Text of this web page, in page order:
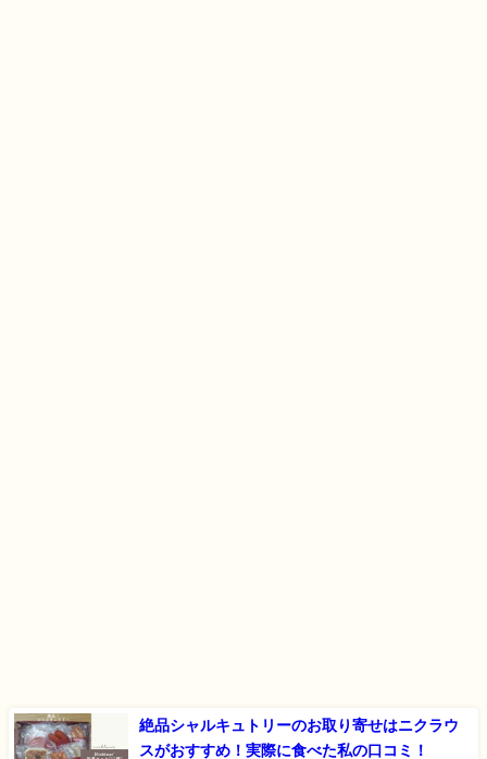
絶品シャルキュトリーのお取り寄せはニクラウ
スがおすすめ！実際に食べた私の口コミ！